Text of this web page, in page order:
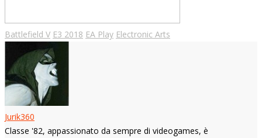
Battlefield V E3 2018 EA Play Electronic Arts
Jurik360
Classe '82, appassionato da sempre di videogames, è